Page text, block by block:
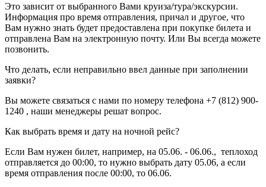
Это зависит от выбранного Вами круиза/тура/экскурсии.
Информация про время отправления, причал и другое, что
Вам нужно знать будет предоставлена при покупке билета и
отправлена Вам на электронную почту. Или Вы всегда можете
позвонить.
Что делать, если неправильно ввел данные при заполнении
заявки?
Вы можете связаться с нами по номеру телефона +7 (812) 900-
1240 , наши менеджеры решат вопрос.
Как выбрать время и дату на ночной рейс?
Если Вам нужен билет, например, на 05.06. - 06.06., теплоход
отправляется до 00:00, то нужно выбрать дату 05.06, а если
время отправления после 00:00, то 06.06.